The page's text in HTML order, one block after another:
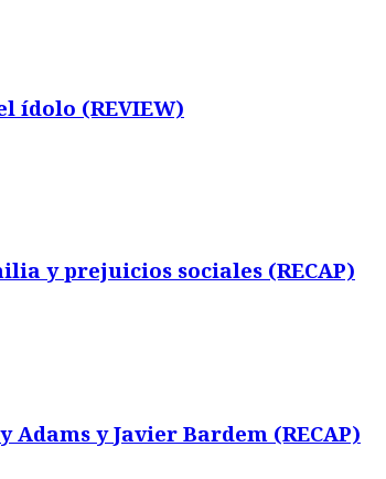
ídolo (REVIEW)
y prejuicios sociales (RECAP)
Adams y Javier Bardem (RECAP)